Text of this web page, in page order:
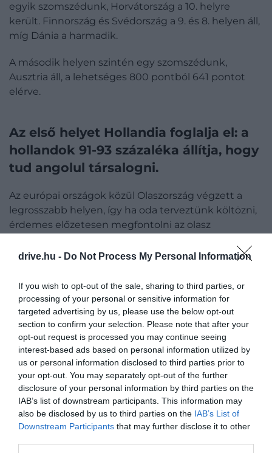
drive.hu - Do Not Process My Personal Information
If you wish to opt-out of the sale, sharing to third parties, or
processing of your personal or sensitive information for
targeted advertising by us, please use the below opt-out
section to confirm your selection. Please note that after your
opt-out request is processed you may continue seeing
interest-based ads based on personal information utilized by
us or personal information disclosed to third parties prior to
your opt-out. You may separately opt-out of the further
disclosure of your personal information by third parties on the
IAB’s list of downstream participants. This information may
also be disclosed by us to third parties on the IAB’s List of
Downstream Participants that may further disclose it to other
egyik szomszédunk, Horvátország a 10. helyre
került. Finnország és Svédország a 9. és 8. helyen áll,
míg Dánia a harmadik.
A második helyen szintén egy szomszédunk,
Ausztria áll, a lehetséges 800 pontból 641 pontot
elérve.
Az első helyet Hollandia foglalja el: a
hollandok 91-93 százaléka állítja, hogy
tud angolul társalogni.
Az európai országok közül Olaszország végzett a
legrosszabb helyen, így ha oda terveztünk költözni,
érdemes előzetesen megfontolni az olasz